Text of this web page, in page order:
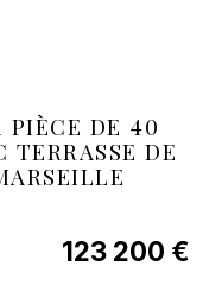
PIÈCE DE 40
TERRASSE DE
123 200 €